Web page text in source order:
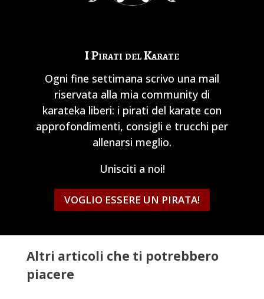
I Pirati del Karate
Ogni fine settimana scrivo una mail
riservata alla mia community di
karateka liberi: i pirati del karate con
approfondimenti, consigli e trucchi per
allenarsi meglio.
Unisciti a noi!
VOGLIO ESSERE UN PIRATA!
Altri articoli che ti potrebbero
piacere